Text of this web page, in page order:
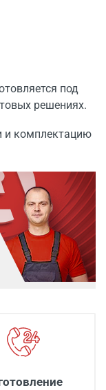
под
решениях.
и комплектацию